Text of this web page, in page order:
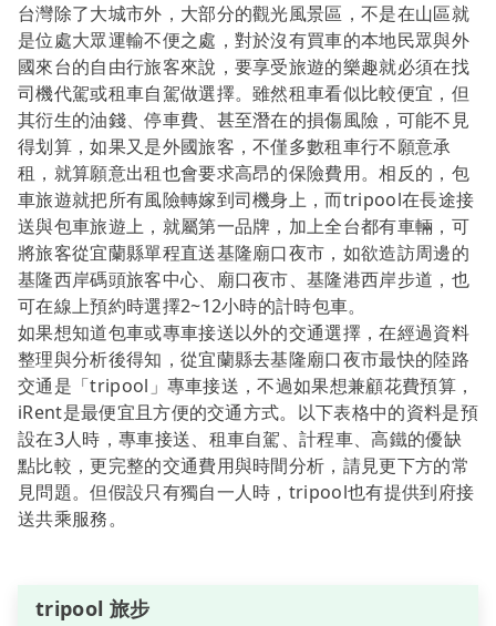
台灣除了大城市外，大部分的觀光風景區，不是在山區就
是位處大眾運輸不便之處，對於沒有買車的本地民眾與外
國來台的自由行旅客來說，要享受旅遊的樂趣就必須在找
司機代駕或租車自駕做選擇。雖然租車看似比較便宜，但
其衍生的油錢、停車費、甚至潛在的損傷風險，可能不見
得划算，如果又是外國旅客，不僅多數租車行不願意承
租，就算願意出租也會要求高昂的保險費用。相反的，包
車旅遊就把所有風險轉嫁到司機身上，而tripool在長途接
送與包車旅遊上，就屬第一品牌，加上全台都有車輛，可
將旅客從宜蘭縣單程直送基隆廟口夜市，如欲造訪周邊的
基隆西岸碼頭旅客中心、廟口夜市、基隆港西岸步道，也
可在線上預約時選擇2~12小時的計時包車。
如果想知道包車或專車接送以外的交通選擇，在經過資料
整理與分析後得知，從宜蘭縣去基隆廟口夜市最快的陸路
交通是「tripool」專車接送，不過如果想兼顧花費預算，
iRent是最便宜且方便的交通方式。以下表格中的資料是預
設在3人時，專車接送、租車自駕、計程車、高鐵的優缺
點比較，更完整的交通費用與時間分析，請見更下方的常
見問題。但假設只有獨自一人時，tripool也有提供到府接
送共乘服務。
tripool 旅步